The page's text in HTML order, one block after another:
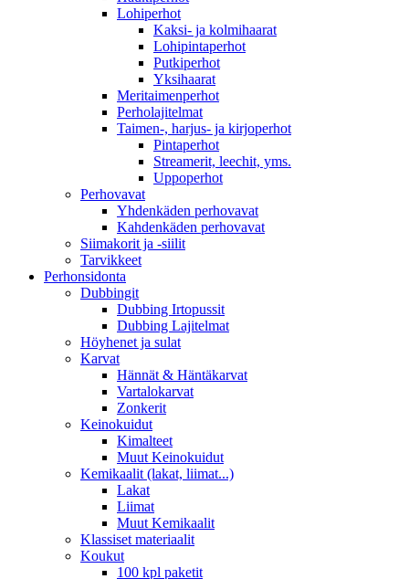
Lohiperhot
Kaksi- ja kolmihaarat
Lohipintaperhot
Putkiperhot
Yksihaarat
Meritaimenperhot
Perholajitelmat
Taimen-, harjus- ja kirjoperhot
Pintaperhot
Streamerit, leechit, yms.
Uppoperhot
Perhovavat
Yhdenkäden perhovavat
Kahdenkäden perhovavat
Siimakorit ja -siilit
Tarvikkeet
Perhonsidonta
Dubbingit
Dubbing Irtopussit
Dubbing Lajitelmat
Höyhenet ja sulat
Karvat
Hännät & Häntäkarvat
Vartalokarvat
Zonkerit
Keinokuidut
Kimalteet
Muut Keinokuidut
Kemikaalit (lakat, liimat...)
Lakat
Liimat
Muut Kemikaalit
Klassiset materiaalit
Koukut
100 kpl paketit